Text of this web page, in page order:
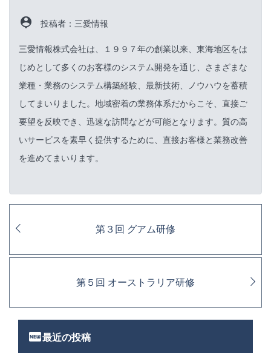
person_pin
投稿者：三愛情報
三愛情報株式会社は、１９９７年の創業以来、東海地区をは
じめとして多くのお客様のシステム開発を通じ、さまざまな
業種・業務のシステム構築経験、最新技術、ノウハウを蓄積
してまいりました。地域密着の業務体系だからこそ、直接ご
要望を反映でき、迅速な訪問などが可能となります。質の高
いサービスを素早く提供するために、直接お客様と業務改善
を進めてまいります。
第３回 グアム研修
第５回 オーストラリア研修
fiber_new最近の投稿